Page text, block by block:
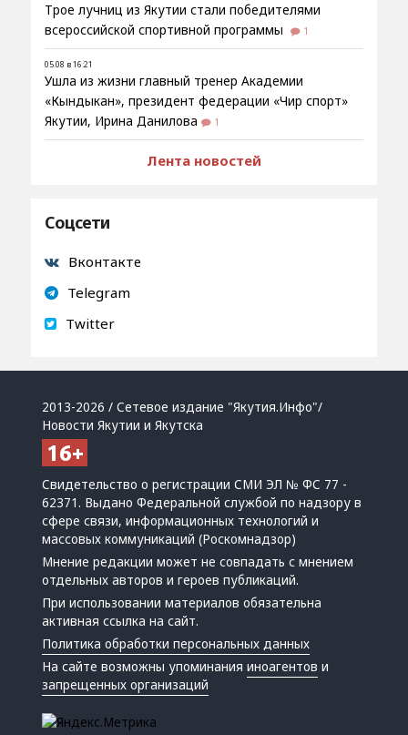
Трое лучниц из Якутии стали победителями
всероссийской спортивной программы
1
05.08 в 16:21
Ушла из жизни главный тренер Академии
«Кындыкан», президент федерации «Чир спорт»
Якутии, Ирина Данилова
1
Лента новостей
Соцсети
Вконтакте
Telegram
Twitter
2013-2026 / Сетевое издание "Якутия.Инфо"/
Новости Якутии и Якутска
Свидетельство о регистрации СМИ ЭЛ № ФС 77 -
62371. Выдано Федеральной службой по надзору в
сфере связи, информационных технологий и
массовых коммуникаций (Роскомнадзор)
Мнение редакции может не совпадать с мнением
отдельных авторов и героев публикаций.
При использовании материалов обязательна
активная ссылка на сайт.
Политика обработки персональных данных
На сайте возможны упоминанияиноагентов и
запрещенных организаций